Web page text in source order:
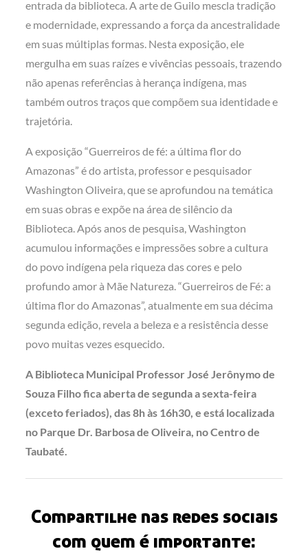
entrada da biblioteca. A arte de Guilo mescla tradição
e modernidade, expressando a força da ancestralidade
em suas múltiplas formas. Nesta exposição, ele
mergulha em suas raízes e vivências pessoais, trazendo
não apenas referências à herança indígena, mas
também outros traços que compõem sua identidade e
trajetória.
A exposição “Guerreiros de fé: a última flor do
Amazonas” é do artista, professor e pesquisador
Washington Oliveira, que se aprofundou na temática
em suas obras e expõe na área de silêncio da
Biblioteca. Após anos de pesquisa, Washington
acumulou informações e impressões sobre a cultura
do povo indígena pela riqueza das cores e pelo
profundo amor à Mãe Natureza. “Guerreiros de Fé: a
última flor do Amazonas”, atualmente em sua décima
segunda edição, revela a beleza e a resistência desse
povo muitas vezes esquecido.
A Biblioteca Municipal Professor José Jerônymo de
Souza Filho fica aberta de segunda a sexta-feira
(exceto feriados), das 8h às 16h30, e está localizada
no Parque Dr. Barbosa de Oliveira, no Centro de
Taubaté.
Compartilhe nas redes sociais
com quem é importante: